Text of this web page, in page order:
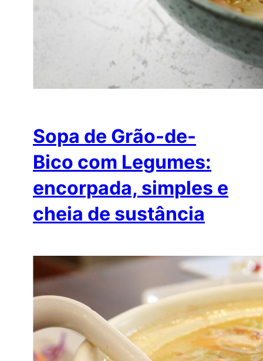
Sopa de Grão-de-
Bico com Legumes:
encorpada, simples e
cheia de sustância